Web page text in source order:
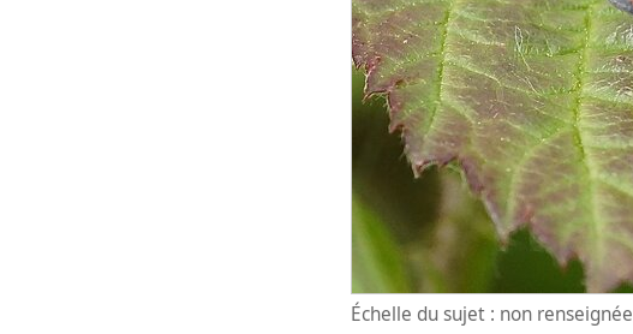
Échelle du sujet : non renseignée